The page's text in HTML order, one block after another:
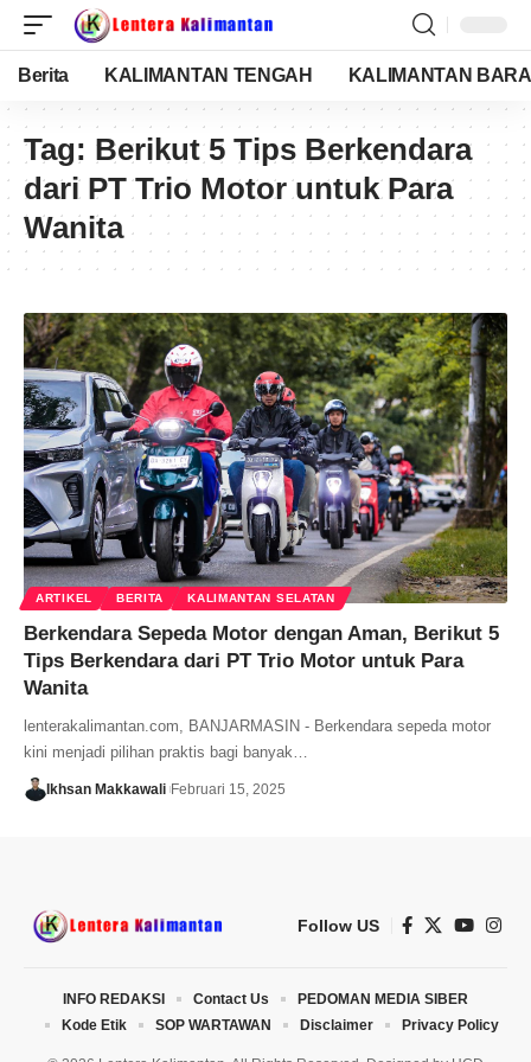
Berita KALIMANTAN TENGAH KALIMANTAN
Tag: Berikut 5 Tips Berkendara
dari PT Trio Motor untuk Para
Wanita
ARTIKEL BERITA KALIMANTAN SELATAN
Berkendara Sepeda Motor dengan Aman, Berikut 5
Tips Berkendara dari PT Trio Motor untuk Para
Wanita
lenterakalimantan.com, BANJARMASIN - Berkendara sepeda motor
kini menjadi pilihan praktis bagi banyak…
Ikhsan Makkawali Februari 15, 2025
Follow US
INFO REDAKSI Contact Us
PEDOMAN MEDIA SIBER
Kode Etik
SOP WARTAWAN Disclaimer Privacy Policy